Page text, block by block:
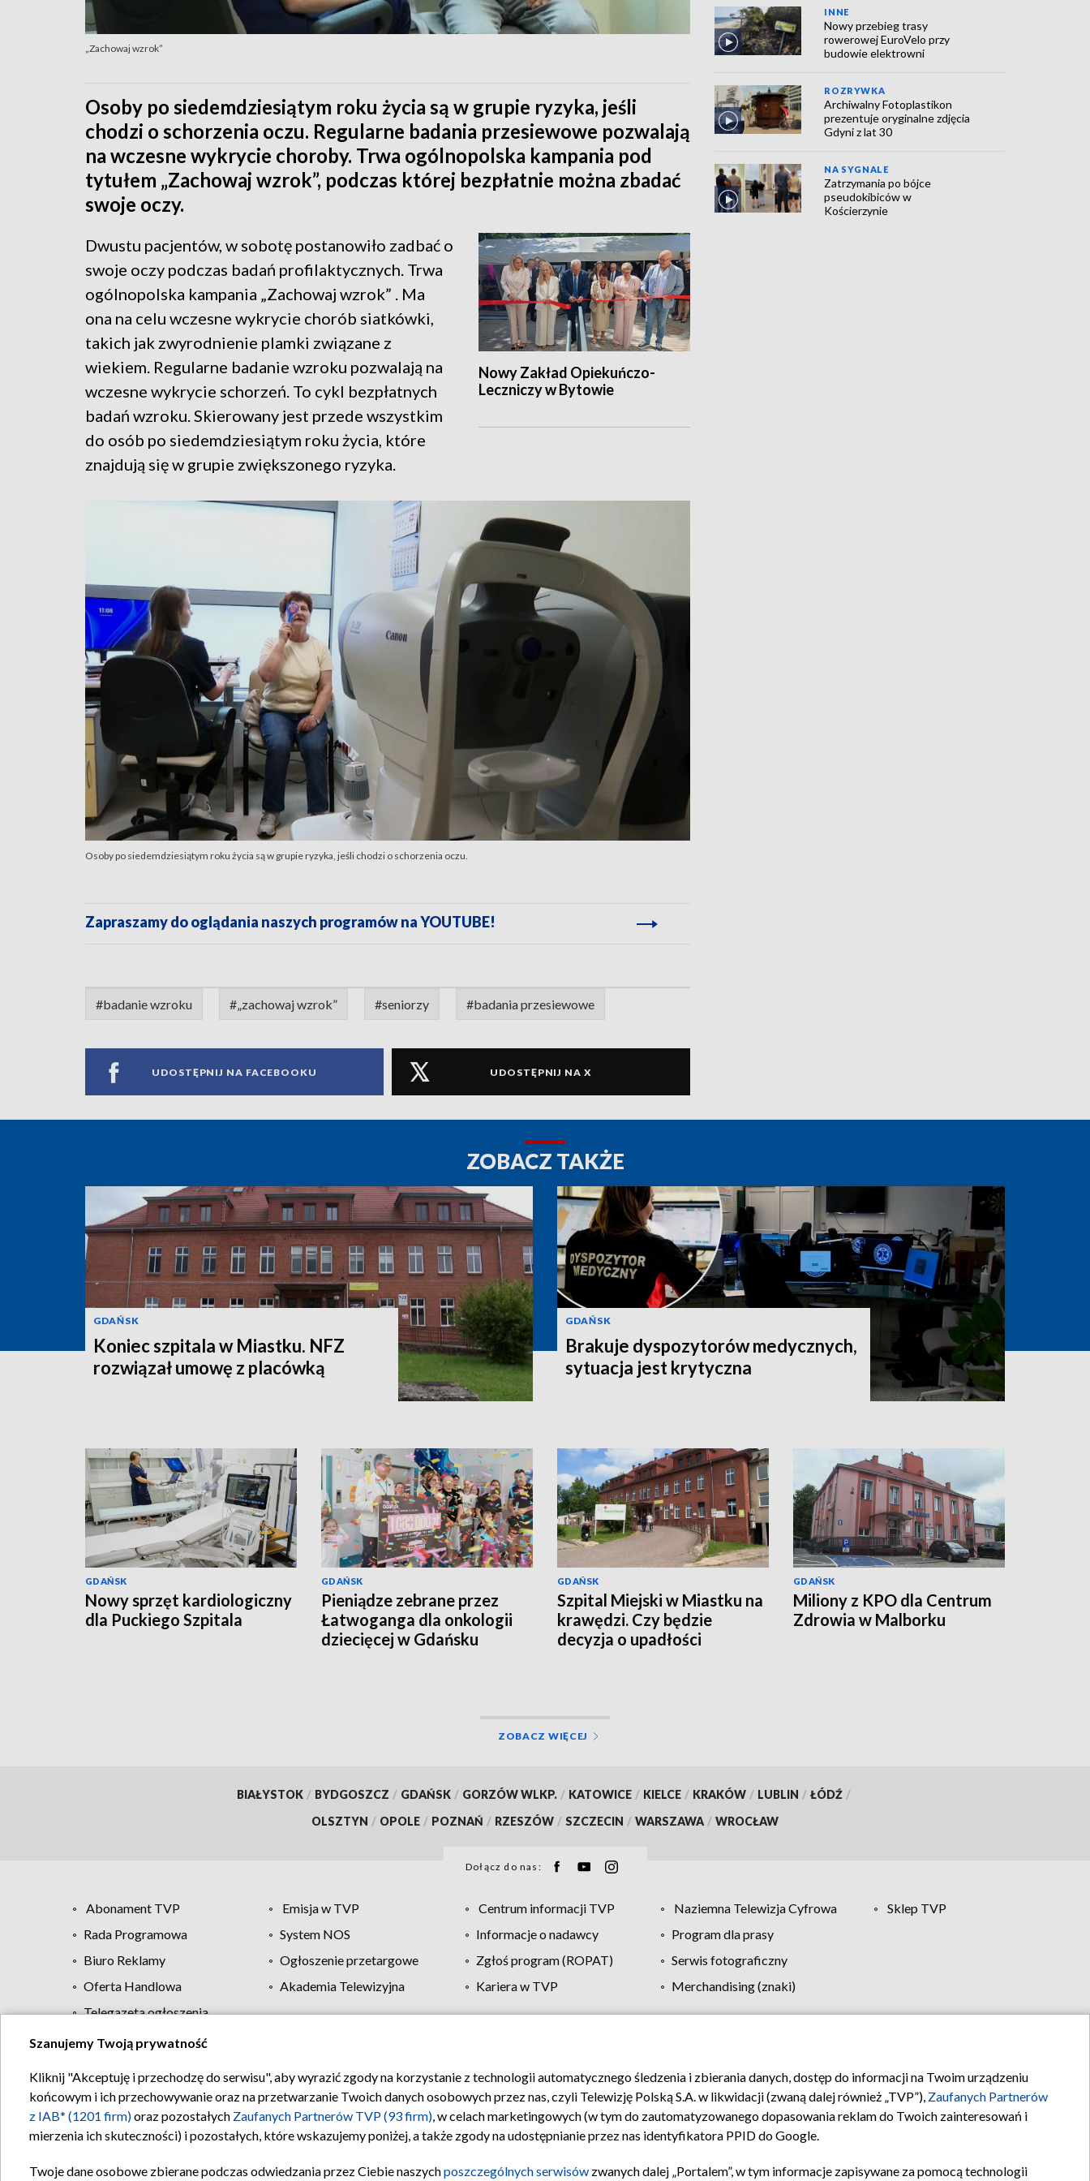
„Zachowaj wzrok”
Osoby po siedemdziesiątym roku życia są w grupie ryzyka, jeśli
chodzi o schorzenia oczu. Regularne badania przesiewowe pozwalają
na wczesne wykrycie choroby. Trwa ogólnopolska kampania pod
tytułem „Zachowaj wzrok”, podczas której bezpłatnie można zbadać
swoje oczy.
Nowy Zakład Opiekuńczo-
Leczniczy w Bytowie
Dwustu pacjentów, w sobotę postanowiło zadbać o
swoje oczy podczas badań profilaktycznych. Trwa
ogólnopolska kampania „Zachowaj wzrok” . Ma
ona na celu wczesne wykrycie chorób siatkówki,
takich jak zwyrodnienie plamki związane z
wiekiem. Regularne badanie wzroku pozwalają na
wczesne wykrycie schorzeń. To cykl bezpłatnych
badań wzroku. Skierowany jest przede wszystkim
do osób po siedemdziesiątym roku życia, które
znajdują się w grupie zwiększonego ryzyka.
Osoby po siedemdziesiątym roku życia są w grupie ryzyka, jeśli chodzi o schorzenia oczu.
Zapraszamy do oglądania naszych programów na YOUTUBE!
#badanie wzroku #„zachowaj wzrok” #seniorzy #badania przesiewowe
UDOSTĘPNIJ NA FACEBOOKU UDOSTĘPNIJ NA X
INNE
Nowy przebieg trasy
rowerowej EuroVelo przy
budowie elektrowni
ROZRYWKA
Archiwalny Fotoplastikon
prezentuje oryginalne zdjęcia
Gdyni z lat 30
NA SYGNALE
Zatrzymania po bójce
pseudokibiców w
Kościerzynie
ZOBACZ TAKŻE
GDAŃSK
Koniec szpitala w Miastku. NFZ
rozwiązał umowę z placówką
GDAŃSK
Brakuje dyspozytorów medycznych,
sytuacja jest krytyczna
GDAŃSK
Nowy sprzęt kardiologiczny
dla Puckiego Szpitala
GDAŃSK
Pieniądze zebrane przez
Łatwoganga dla onkologii
dziecięcej w Gdańsku
GDAŃSK
Szpital Miejski w Miastku na
krawędzi. Czy będzie
decyzja o upadłości
GDAŃSK
Miliony z KPO dla Centrum
Zdrowia w Malborku
ZOBACZ WIĘCEJ
BIAŁYSTOK / BYDGOSZCZ / GDAŃSK / GORZÓW WLKP. / KATOWICE / KIELCE / KRAKÓW / LUBLIN / ŁÓDŹ /
OLSZTYN / OPOLE / POZNAŃ / RZESZÓW / SZCZECIN / WARSZAWA / WROCŁAW
Dołącz do nas:
Abonament TVP Emisja w TVP Centrum informacji TVP Naziemna Telewizja Cyfrowa
Sklep TVP
Rada Programowa
System NOS Informacje o nadawcy
Program dla prasy
Biuro Reklamy
Ogłoszenie przetargowe Zgłoś program (ROPAT)
Serwis fotograficzny
Oferta Handlowa
Akademia Telewizyjna Kariera w TVP
Merchandising (znaki)
Telegazeta ogłoszenia
Regulamin TVP Polityka prywatności Moje zgody Pomoc Biuro reklamy Kontakt
Szanujemy Twoją prywatność
Kliknij "Akceptuję i przechodzę do serwisu", aby wyrazić zgody na korzystanie z technologii automatycznego śledzenia i zbierania danych, dostęp do informacji na Twoim urządzeniu
końcowym i ich przechowywanie oraz na przetwarzanie Twoich danych osobowych przez nas, czyli Telewizję Polską S.A. w likwidacji (zwaną dalej również „TVP”), Zaufanych Partnerów
z IAB* (1201 firm)oraz pozostałych Zaufanych Partnerów TVP (93 firm), w celach marketingowych (w tym do zautomatyzowanego dopasowania reklam do Twoich zainteresowań i
mierzenia ich skuteczności) i pozostałych, które wskazujemy poniżej, a także zgody na udostępnianie przez nas identyfikatora PPID do Google.
Twoje dane osobowe zbierane podczas odwiedzania przez Ciebie naszychposzczególnych serwisów zwanych dalej „Portalem”, w tym informacje zapisywane za pomocą technologii